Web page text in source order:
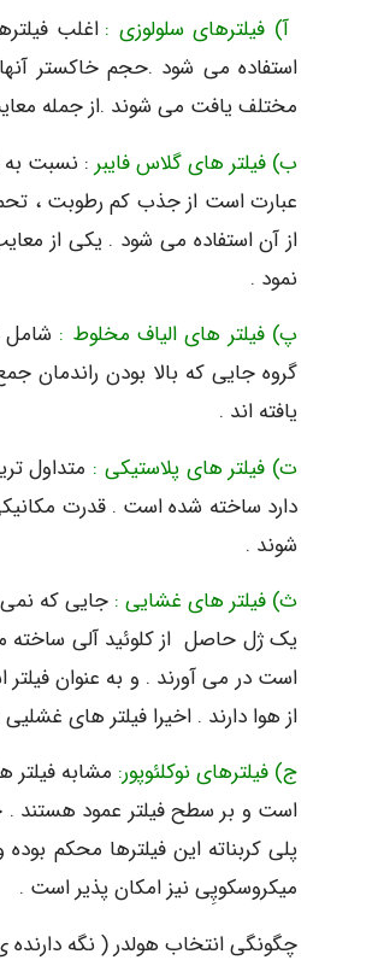
آ) فیلترهای سلولوزی : اغلب
مختلف یافت می شوند .از جمله
ب) فیلتر های گلاس فایبر : نسبت به
عبارت است از جذب کم رطوبت ،
از آن استفاده می شود . یکی از
نمود .
پ) فیلتر های الیاف مخلوط : شامل
گروه جایی که بالا بودن راندمان
یافته اند .
ت) فیلتر های پلاستیکی :
دارد ساخته شده است . قدرت
شوند .
ث) فیلتر های غشایی : جایی که نمی
است در می آورند . و به عنوان فیلتر
از هوا دارند . اخیرا فیلتر های
ج) فیلترهای نوکلئوپور: مشابه فیلتر
است و بر سطح فیلتر عمود هستند .
پلی کربناته این فیلترها محکم بوده
میکروسکوپِی نیز امکان پذیر است .
چگونگی انتخاب هولدر ( نگه